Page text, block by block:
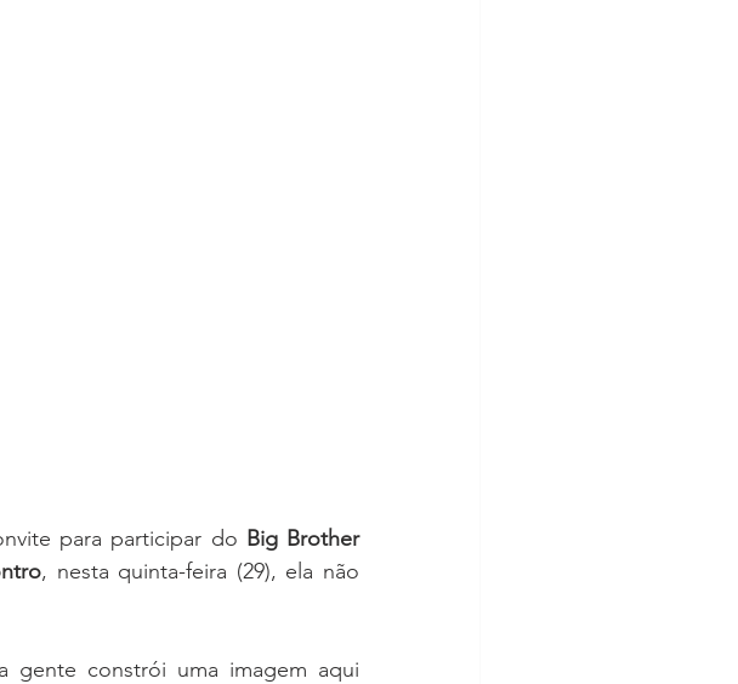
para participar do Big Brother
, nesta quinta-feira (29), ela não
gente constrói uma imagem aqui